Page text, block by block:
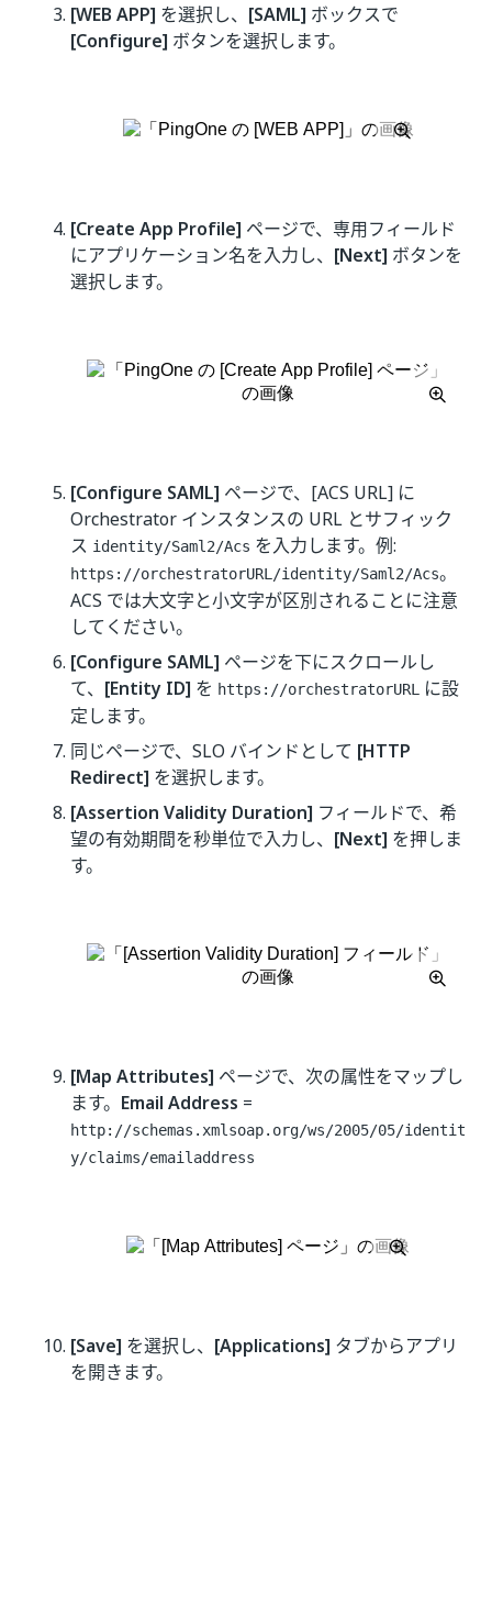
[WEB APP] を選択し、 [SAML] ボックスで
[Configure] ボタンを選択します。
[Create App Profile] ページで、専用フィールド
にアプリケーション名を入力し、 [Next] ボタンを
選択します。
[Configure SAML] ページで、[ACS URL] に
Orchestrator インスタンスの URL とサフィック
ス identity/Saml2/Acs を入力します。例:
https://orchestratorURL/identity/Saml2/Acs。
ACS では大文字と小文字が区別されることに注意
してください。
[Configure SAML] ページを下にスクロールし
て、 [Entity ID] を https://orchestratorURL
に設
定します。
同じページで、SLO バインドとして [HTTP
Redirect] を選択します。
[Assertion Validity Duration] フィールドで、希
望の有効期間を秒単位で入力し、 [Next] を押しま
す。
[Map Attributes] ページで、次の属性をマップし
ます。 Email Address =
http://schemas.xmlsoap.org/ws/2005/05/identit
y/claims/emailaddress
[Save] を選択し、 [Applications] タブからアプリ
を開きます。